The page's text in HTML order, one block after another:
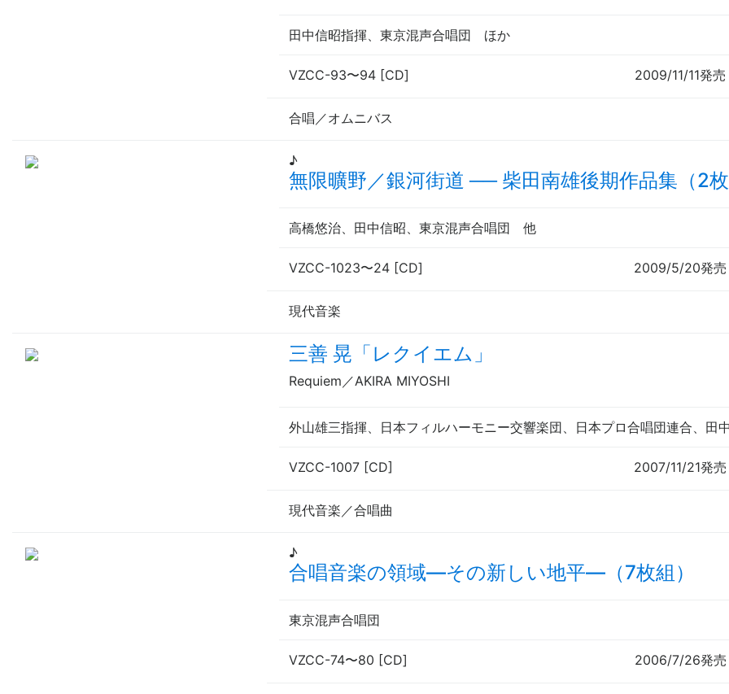
田中信昭指揮、東京混声合唱団 ほか
VZCC-93〜94 [CD] 2009/11/11発売
合唱／オムニバス
♪
無限曠野／銀河街道──柴田南雄後期作品集（2
高橋悠治、田中信昭、東京混声合唱団 他
VZCC-1023〜24 [CD] 2009/5/20発売
現代音楽
三善 晃「レクイエム」
Requiem／AKIRA MIYOSHI
外山雄三指揮、日本フィルハーモニー交響楽団、日本プロ合唱団連合、田
VZCC-1007 [CD] 2007/11/21発売
現代音楽／合唱曲
♪
合唱音楽の領域—その新しい地平—（7枚組）
東京混声合唱団
VZCC-74〜80 [CD] 2006/7/26発売